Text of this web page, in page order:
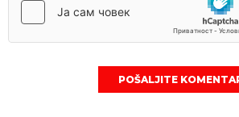
POŠALJITE